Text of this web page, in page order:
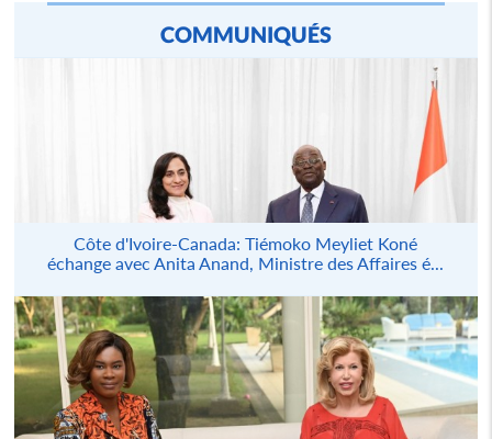
COMMUNIQUÉS
Côte d'Ivoire-Canada: Tiémoko Meyliet Koné
échange avec Anita Anand, Ministre des Affaires é...